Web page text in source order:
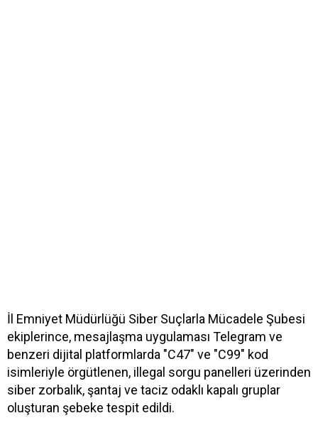
İl Emniyet Müdürlüğü Siber Suçlarla Mücadele Şubesi
ekiplerince, mesajlaşma uygulaması Telegram ve
benzeri dijital platformlarda "C47" ve "C99" kod
isimleriyle örgütlenen, illegal sorgu panelleri üzerinden
siber zorbalık, şantaj ve taciz odaklı kapalı gruplar
oluşturan şebeke tespit edildi.